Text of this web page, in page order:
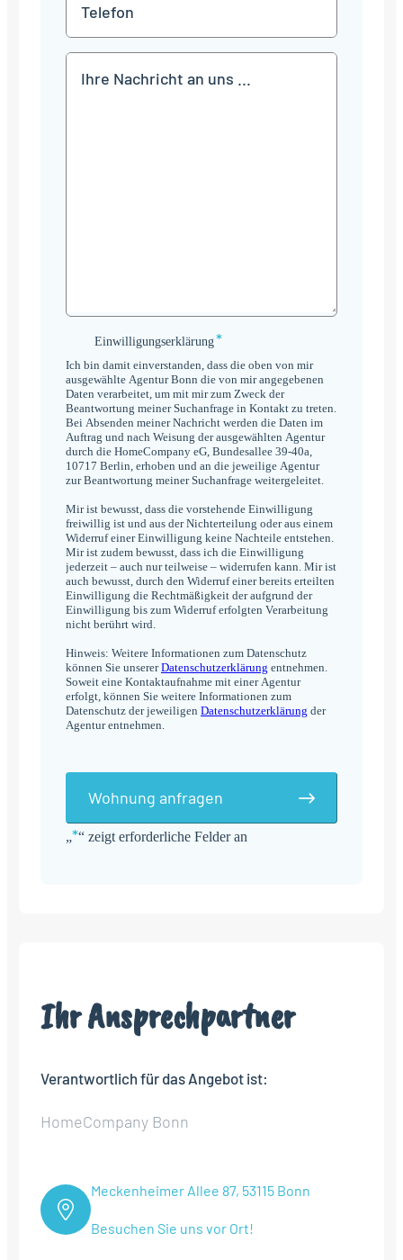
„*“ zeigt erforderliche Felder an
Einwilligungserklärung
Einwilligungserklärung*
Ich bin damit einverstanden, dass die oben von mir
ausgewählte Agentur Bonn die von mir angegebenen
Daten verarbeitet, um mit mir zum Zweck der
Beantwortung meiner Suchanfrage in Kontakt zu treten.
Bei Absenden meiner Nachricht werden die Daten im
Auftrag und nach Weisung der ausgewählten Agentur
durch die HomeCompany eG, Bundesallee 39-40a,
10717 Berlin, erhoben und an die jeweilige Agentur
zur Beantwortung meiner Suchanfrage weitergeleitet.
Mir ist bewusst, dass die vorstehende Einwilligung
freiwillig ist und aus der Nichterteilung oder aus einem
Widerruf einer Einwilligung keine Nachteile entstehen.
Mir ist zudem bewusst, dass ich die Einwilligung
jederzeit – auch nur teilweise – widerrufen kann. Mir ist
auch bewusst, durch den Widerruf einer bereits erteilten
Einwilligung die Rechtmäßigkeit der aufgrund der
Einwilligung bis zum Widerruf erfolgten Verarbeitung
nicht berührt wird.
Hinweis: Weitere Informationen zum Datenschutz
können Sie unsererDatenschutzerklärung entnehmen.
Soweit eine Kontaktaufnahme mit einer Agentur
erfolgt, können Sie weitere Informationen zum
Datenschutz der jeweiligen Datenschutzerklärung der
Agentur entnehmen.
Wohnung anfragen
Ihr Ansprechpartner
Verantwortlich für das Angebot ist:
HomeCompany Bonn
Meckenheimer Allee 87, 53115 Bonn
Besuchen Sie uns vor Ort!